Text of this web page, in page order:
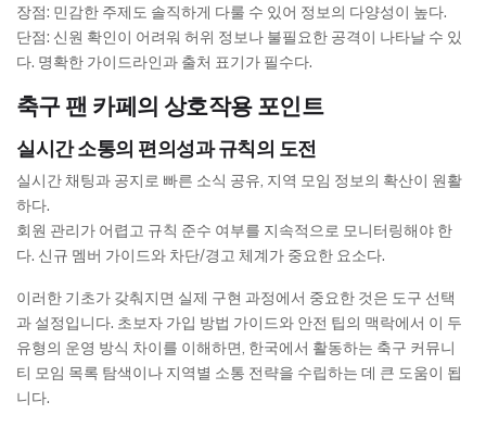
장점: 민감한 주제도 솔직하게 다룰 수 있어 정보의 다양성이 높다.
단점: 신원 확인이 어려워 허위 정보나 불필요한 공격이 나타날 수 있
다. 명확한 가이드라인과 출처 표기가 필수다.
축구 팬 카페의 상호작용 포인트
실시간 소통의 편의성과 규칙의 도전
실시간 채팅과 공지로 빠른 소식 공유, 지역 모임 정보의 확산이 원활
하다.
회원 관리가 어렵고 규칙 준수 여부를 지속적으로 모니터링해야 한
다. 신규 멤버 가이드와 차단/경고 체계가 중요한 요소다.
이러한 기초가 갖춰지면 실제 구현 과정에서 중요한 것은 도구 선택
과 설정입니다. 초보자 가입 방법 가이드와 안전 팁의 맥락에서 이 두
유형의 운영 방식 차이를 이해하면, 한국에서 활동하는 축구 커뮤니
티 모임 목록 탐색이나 지역별 소통 전략을 수립하는 데 큰 도움이 됩
니다.